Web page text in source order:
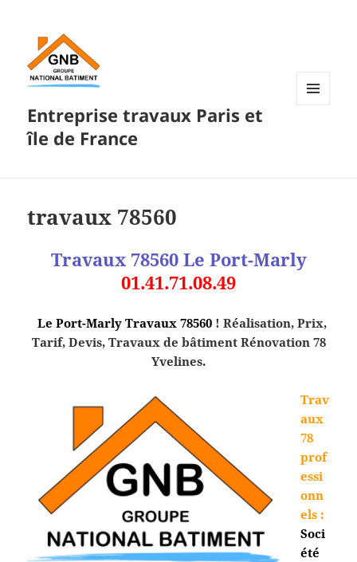
Entreprise travaux Paris et
île de France
travaux 78560
Travaux 78560 Le Port-Marly
01.41.71.08.49
Le Port-Marly Travaux 78560 ! Réalisation, Prix,
Tarif, Devis, Travaux de bâtiment Rénovation 78
Yvelines.
Trav
aux
78
prof
essi
onn
els :
Soci
été